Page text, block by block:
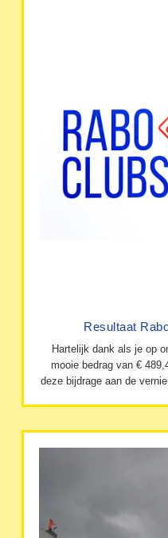
Resultaat
Hartelijk dank als je op
mooie bedrag van €
deze bijdrage aan de